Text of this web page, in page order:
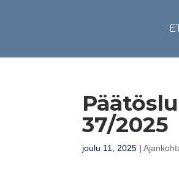
37/2025
joulu 11, 2025 |